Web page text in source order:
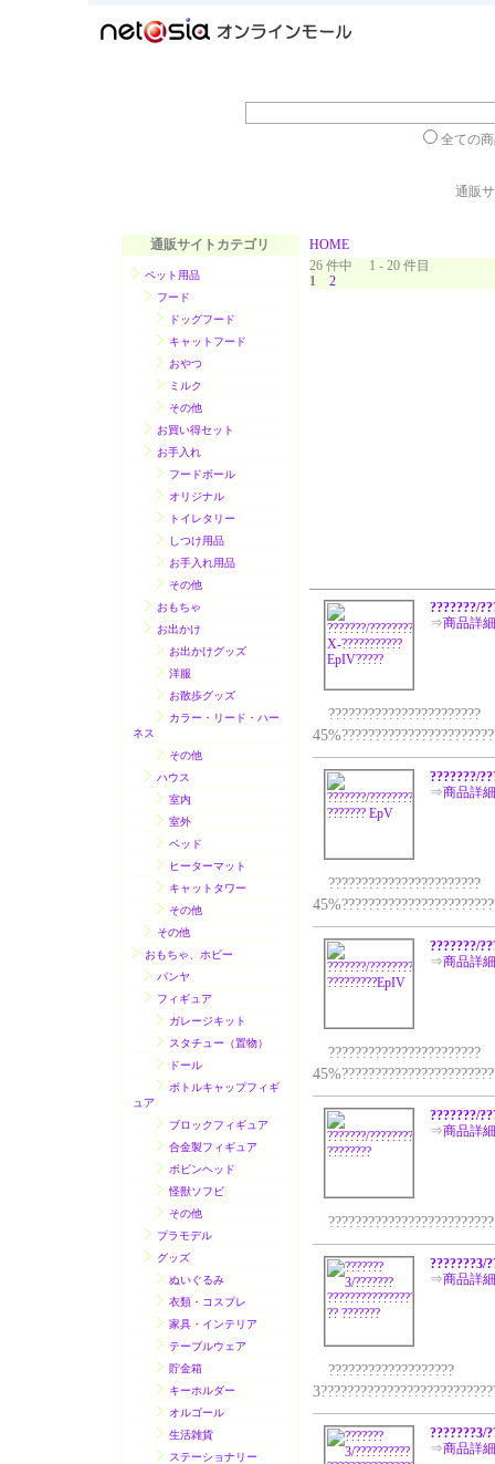
全ての
通販
通販サイトカテゴリ
ペット用品
フード
ドッグフード
キャットフード
おやつ
ミルク
その他
お買い得セット
お手入れ
フードボール
オリジナル
トイレタリー
しつけ用品
お手入れ用品
その他
おもちゃ
お出かけ
お出かけグッズ
洋服
お散歩グッズ
カラー・リード・ハー
ネス
その他
ハウス
室内
室外
ベッド
ヒーターマット
キャットタワー
その他
その他
おもちゃ、ホビー
パンヤ
フィギュア
ガレージキット
スタチュー（置物）
ドール
ボトルキャップフィギ
ュア
ブロックフィギュア
合金製フィギュア
ボビンヘッド
怪獣ソフビ
その他
プラモデル
グッズ
ぬいぐるみ
衣類・コスプレ
家具・インテリア
テーブルウェア
貯金箱
キーホルダー
オルゴール
生活雑貨
ステーショナリー
HOME
26 件中 1 - 20 件目
1
2
???????/
⇒商品詳細
???????????????????????
???????/
⇒商品詳細
???????????????????????
???????/
⇒商品詳細
???????????????????????
???????/
⇒商品詳細
???????3/
⇒商品詳細
???????????????????
???????3/
⇒商品詳細